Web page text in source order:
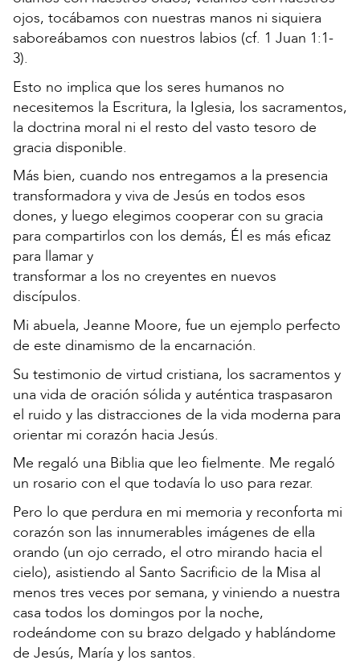
ojos, tocábamos con nuestras manos ni siquiera
saboreábamos con nuestros labios (cf. 1 Juan 1:1-
3).
Esto no implica que los seres humanos no
necesitemos la Escritura, la Iglesia, los sacramentos,
la doctrina moral ni el resto del vasto tesoro de
gracia disponible.
Más bien, cuando nos entregamos a la presencia
transformadora y viva de Jesús en todos esos
dones, y luego elegimos cooperar con su gracia
para compartirlos con los demás, Él es más eficaz
para llamar y
transformar a los no creyentes en nuevos
discípulos.
Mi abuela, Jeanne Moore, fue un ejemplo perfecto
de este dinamismo de la encarnación.
Su testimonio de virtud cristiana, los sacramentos y
una vida de oración sólida y auténtica traspasaron
el ruido y las distracciones de la vida moderna para
orientar mi corazón hacia Jesús.
Me regaló una Biblia que leo fielmente. Me regaló
un rosario con el que todavía lo uso para rezar.
Pero lo que perdura en mi memoria y reconforta mi
corazón son las innumerables imágenes de ella
orando (un ojo cerrado, el otro mirando hacia el
cielo), asistiendo al Santo Sacrificio de la Misa al
menos tres veces por semana, y viniendo a nuestra
casa todos los domingos por la noche,
rodeándome con su brazo delgado y hablándome
de Jesús, María y los santos.